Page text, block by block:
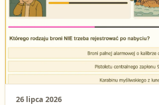
26 lipca 2026